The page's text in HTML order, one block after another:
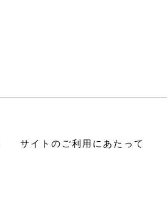
サイトのご利用にあたって